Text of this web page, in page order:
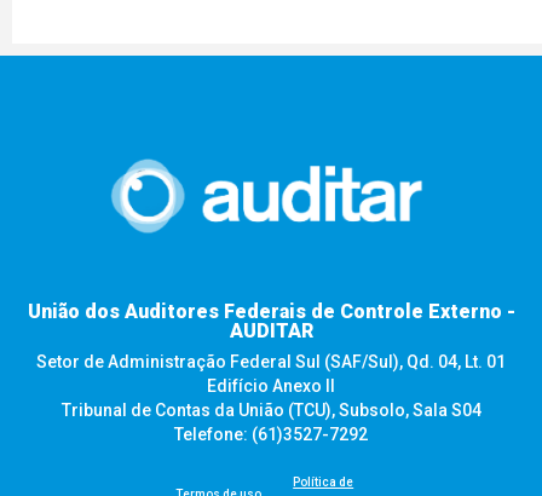
União dos Auditores Federais de Controle Externo -
AUDITAR
Setor de Administração Federal Sul (SAF/Sul), Qd. 04, Lt. 01
Edifício Anexo II
Tribunal de Contas da União (TCU), Subsolo, Sala S04
Telefone: (61)3527-7292
Política de